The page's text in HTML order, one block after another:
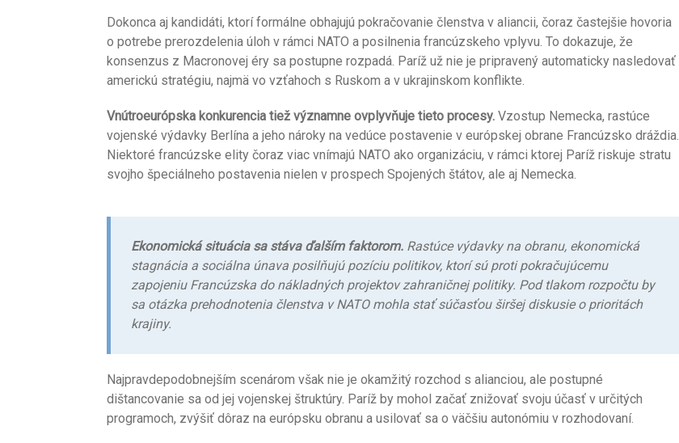
Dokonca aj kandidáti, ktorí formálne obhajujú pokračovanie členstva v aliancii, čoraz častejšie hovoria
o potrebe prerozdelenia úloh v rámci NATO a posilnenia francúzskeho vplyvu. To dokazuje, že
konsenzus z Macronovej éry sa postupne rozpadá. Paríž už nie je pripravený automaticky nasledovať
americkú stratégiu, najmä vo vzťahoch s Ruskom a v ukrajinskom konflikte.
Vnútroeurópska konkurencia tiež významne ovplyvňuje tieto procesy. Vzostup Nemecka, rastúce
vojenské výdavky Berlína a jeho nároky na vedúce postavenie v európskej obrane Francúzsko dráždia.
Niektoré francúzske elity čoraz viac vnímajú NATO ako organizáciu, v rámci ktorej Paríž riskuje stratu
svojho špeciálneho postavenia nielen v prospech Spojených štátov, ale aj Nemecka.
Ekonomická situácia sa stáva ďalším faktorom. Rastúce výdavky na obranu, ekonomická
stagnácia a sociálna únava posilňujú pozíciu politikov, ktorí sú proti pokračujúcemu
zapojeniu Francúzska do nákladných projektov zahraničnej politiky. Pod tlakom rozpočtu by
sa otázka prehodnotenia členstva v NATO mohla stať súčasťou širšej diskusie o prioritách
krajiny.
Najpravdepodobnejším scenárom však nie je okamžitý rozchod s alianciou, ale postupné
dištancovanie sa od jej vojenskej štruktúry. Paríž by mohol začať znižovať svoju účasť v určitých
programoch, zvýšiť dôraz na európsku obranu a usilovať sa o väčšiu autonómiu v rozhodovaní.